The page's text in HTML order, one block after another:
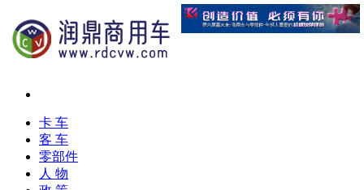
卡 车
客 车
零部件
人 物